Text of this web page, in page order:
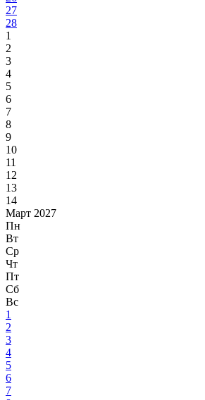
27
28
1
2
3
4
5
6
7
8
9
10
11
12
13
14
Март 2027
Пн
Вт
Ср
Чт
Пт
Сб
Вс
1
2
3
4
5
6
7